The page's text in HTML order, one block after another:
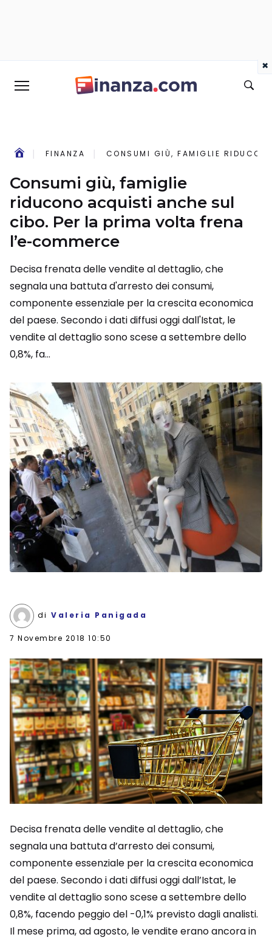
FINANZA CONSUMI GIÙ, FAMIGLIE
Consumi giù, famiglie
riducono acquisti anche sul
cibo. Per la prima volta frena
l’e-commerce
Decisa frenata delle vendite al dettaglio, che
segnala una battuta d'arresto dei consumi,
componente essenziale per la crescita economica
del paese. Secondo i dati diffusi oggi dall'Istat, le
vendite al dettaglio sono scese a settembre dello
0,8%, fa...
di Valeria Panigada
7 Novembre 2018 10:50
Decisa frenata delle vendite al dettaglio, che
segnala una battuta d’arresto dei consumi,
componente essenziale per la crescita economica
del paese. Secondo i dati diffusi oggi dall’Istat, le
vendite al dettaglio sono scese a settembre dello
0,8%, facendo peggio del -0,1% previsto dagli analisti.
Il mese prima, ad agosto, le vendite erano ancora in
×